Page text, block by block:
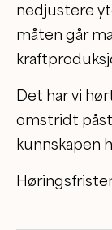
nedjustere
måten går
Det har vi
omstridt
kunnskapen